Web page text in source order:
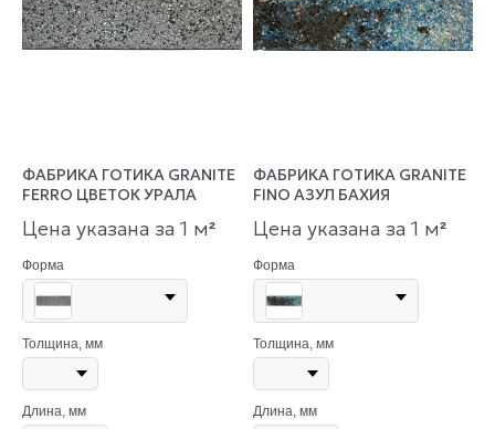
ФАБРИКА ГОТИКА GRANITE
FERRO ЦВЕТОК УРАЛА
Цена указана за 1 м²
Форма
Толщина, мм
Длина, мм
ФАБРИКА ГОТИКА GRANITE
FINO АЗУЛ БАХИЯ
Цена указана за 1 м²
Форма
Толщина, мм
Длина, мм